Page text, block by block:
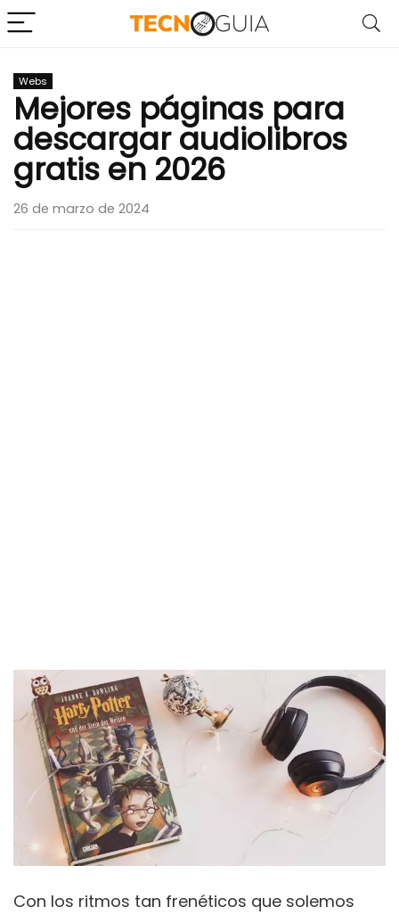
Webs
Mejores páginas para
descargar audiolibros
gratis en 2026
26 de marzo de 2024
Con los ritmos tan frenéticos que solemos